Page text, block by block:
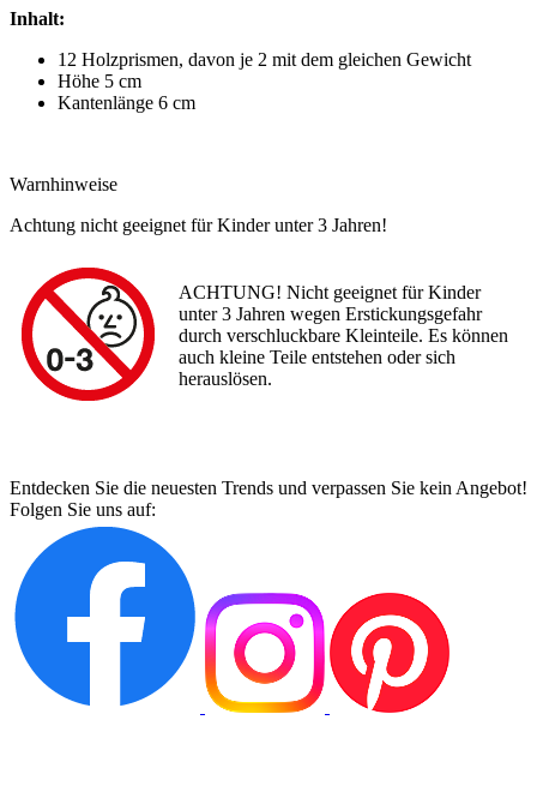
Inhalt:
12 Holzprismen, davon je 2 mit dem gleichen Gewicht
Höhe 5 cm
Kantenlänge 6 cm
Warnhinweise
Achtung nicht geeignet für Kinder unter 3 Jahren!
ACHTUNG! Nicht geeignet für Kinder
unter 3 Jahren wegen Erstickungsgefahr
durch verschluckbare Kleinteile. Es können
auch kleine Teile entstehen oder sich
herauslösen.
Entdecken Sie die neuesten Trends und verpassen Sie kein Angebot!
Folgen Sie uns auf: